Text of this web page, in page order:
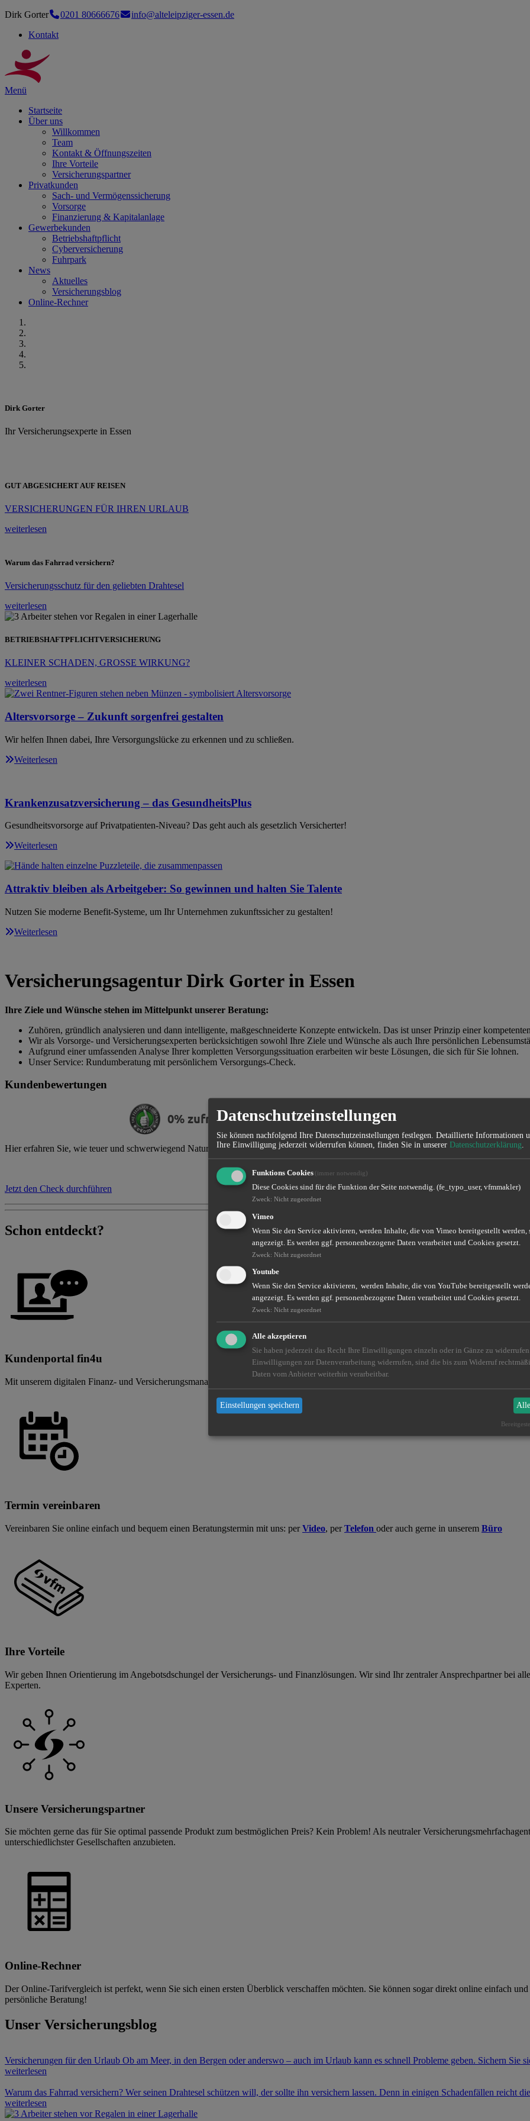
Dirk Gorter 0201 80666676
info@alteleipziger-essen.de
Kontakt
Menü
Startseite
Über uns
Willkommen
Team
Kontakt & Öffnungszeiten
Ihre Vorteile
Versicherungspartner
Privatkunden
Sach- und Vermögenssicherung
Vorsorge
Finanzierung & Kapitalanlage
Gewerbekunden
Betriebshaftpflicht
Cyberversicherung
Fuhrpark
News
Aktuelles
Versicherungsblog
Online-Rechner
Dirk Gorter
Ihr Versicherungsexperte in Essen
GUT ABGESICHERT AUF REISEN
VERSICHERUNGEN FÜR IHREN URLAUB
weiterlesen
Warum das Fahrrad versichern?
Versicherungsschutz für den geliebten Drahtesel
weiterlesen
BETRIEBSHAFTPFLICHTVERSICHERUNG
KLEINER SCHADEN, GROSSE WIRKUNG?
weiterlesen
Altersvorsorge – Zukunft sorgenfrei gestalten
Wir helfen Ihnen dabei, Ihre Versorgungslücke zu erkennen und zu schließen.
Weiterlesen
Krankenzusatzversicherung – das GesundheitsPlus
Gesundheitsvorsorge auf Privatpatienten-Niveau? Das geht auch als gesetzlich Versicherter!
Weiterlesen
Attraktiv bleiben als Arbeitgeber: So gewinnen und halten Sie Talente
Nutzen Sie moderne Benefit-Systeme, um Ihr Unternehmen zukunftssicher zu gestalten!
Weiterlesen
Versicherungsagentur Dirk Gorter in Essen
Ihre Ziele und Wünsche stehen im Mittelpunkt unserer Beratung:
Zuhören, gründlich analysieren und dann intelligente, maßgeschneiderte Konzepte entwickeln. Das ist unser Prinzip einer
Wir als Vorsorge- und Versicherungsexperten berücksichtigen sowohl Ihre Ziele und Wünsche als auch Ihre persönlichen
Aufgrund einer umfassenden Analyse Ihrer kompletten Versorgungssituation erarbeiten wir beste Lösungen, die sich für Sie lohnen.
Unser Service: Rundumberatung mit persönlichem Versorgungs-Check.
Kundenbewertungen
0% zufriedene Kunden / 5 basierend auf
Hier erfahren Sie, wie teuer und schwerwiegend Naturgefahren in Ihrer Region sind. Die Daten basieren auf Untersuchungen der
Jetzt den Check durchführen
Schon entdeckt?
Kundenportal fin4u
Mit unserem digitalen Finanz- und Versicherungsmanager fin4u haben Sie Ihre Verträge stets im Blick. Hier können Sie sich
Termin vereinbaren
Vereinbaren Sie online einfach und bequem einen Beratungstermin mit uns: perVideo, perTelefon oder auch gerne in unserem Büro
Ihre Vorteile
Wir geben Ihnen Orientierung im Angebotsdschungel der Versicherungs- und Finanzlösungen. Wir sind Ihr zentraler Ansprechpartner bei
Experten.
Unsere Versicherungspartner
Sie möchten gerne das für Sie optimal passende Produkt zum bestmöglichen Preis? Kein Problem! Als neutraler
unterschiedlichster Gesellschaften anzubieten.
Online-Rechner
Der Online-Tarifvergleich ist perfekt, wenn Sie sich einen ersten Überblick verschaffen möchten. Sie können sogar direkt online einfach
persönliche Beratung!
Unser Versicherungsblog
Versicherungen für den Urlaub Ob am Meer, in den Bergen oder anderswo – auch im Urlaub kann es schnell Probleme geben. Sichern Sie
weiterlesen
Warum das Fahrrad versichern? Wer seinen Drahtesel schützen will, der sollte ihn versichern lassen. Denn in einigen Schadenfällen reicht
weiterlesen
Datenschutzeinstellungen
Sie können nachfolgend Ihre Datenschutzeinstellungen festlegen. Detaillierte Informationen
Ihre Einwilligung jederzeit widerrufen können, finden Sie in unserer Datenschutzerklärung.
Funktions Cookies (immer notwendig)
Diese Cookies sind für die Funktion der Seite notwendig. (fe_typo_user, vfmmakler)
Zweck: Nicht zugeordnet
Vimeo
Wenn Sie den Service aktivieren, werden Inhalte, die von Vimeo bereitgestellt werden,
angezeigt. Es werden ggf. personenbezogene Daten verarbeitet und Cookies gesetzt.
Zweck: Nicht zugeordnet
Youtube
Wenn Sie den Service aktivieren, werden Inhalte, die von YouTube bereitgestellt
angezeigt. Es werden ggf. personenbezogene Daten verarbeitet und Cookies gesetzt.
Zweck: Nicht zugeordnet
Alle akzeptieren
Sie haben jederzeit das Recht Ihre Einwilligungen einzeln oder in Gänze zu
Einwilligungen zur Datenverarbeitung widerrufen, sind die bis zum Widerruf
Daten vom Anbieter weiterhin verarbeitbar.
Einstellungen speichern